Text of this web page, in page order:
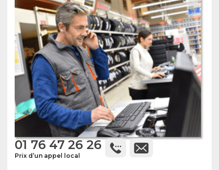
01 76 47 26 26
Prix d’un appel local